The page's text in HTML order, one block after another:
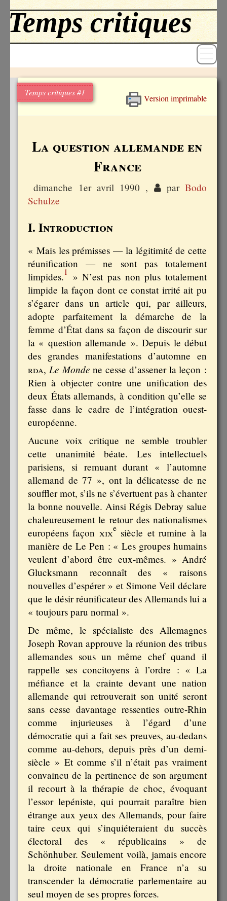
Textes
Blog
Temps critiques #1
Version imprimable
La question allemande en
France
dimanche 1er avril 1990 , par Bodo
Schulze
I. Introduction
« Mais les prémisses — la légitimité de cette
réunification — ne sont pas totalement
limpides.1
» N’est pas non plus totalement
limpide la façon dont ce constat irrité ait pu
s’égarer dans un article qui, par ailleurs,
adopte parfaitement la démarche de la
femme d’État dans sa façon de discourir sur
la « question allemande ». Depuis le début
des grandes manifestations d’automne en
rda, Le Mondene cesse d’assener la leçon :
Rien à objecter contre une unification des
deux États allemands, à condition qu’elle se
fasse dans le cadre de l’intégration ouest-
européenne.
Aucune voix critique ne semble troubler
cette unanimité béate. Les intellectuels
parisiens, si remuant durant « l’automne
allemand de 77 », ont la délicatesse de ne
souffler mot, s’ils ne s’évertuent pas à chanter
la bonne nouvelle. Ainsi Régis Debray salue
chaleureusement le retour des nationalismes
européens façon xixesiècle et rumine à la
manière de Le Pen : « Les groupes humains
veulent d’abord être eux-mêmes. » André
Glucksmann reconnaît des « raisons
nouvelles d’espérer » et Simone Veil déclare
que le désir réunificateur des Allemands lui a
« toujours paru normal ».
De même, le spécialiste des Allemagnes
Joseph Rovan approuve la réunion des tribus
allemandes sous un même chef quand il
rappelle ses concitoyens à l’ordre : « La
méfiance et la crainte devant une nation
allemande qui retrouverait son unité seront
sans cesse davantage ressenties outre-Rhin
comme injurieuses à l’égard d’une
démocratie qui a fait ses preuves, au-dedans
comme au-dehors, depuis près d’un demi-
siècle » Et comme s’il n’était pas vraiment
convaincu de la pertinence de son argument
il recourt à la thérapie de choc, évoquant
l’essor lepéniste, qui pourrait paraître bien
étrange aux yeux des Allemands, pour faire
taire ceux qui s’inquiéteraient du succès
électoral des « républicains » de
Schönhuber. Seulement voilà, jamais encore
la droite nationale en France n’a su
transcender la démocratie parlementaire au
seul moyen de ses propres forces.